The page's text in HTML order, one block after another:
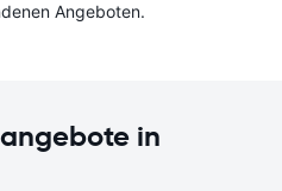
Angeboten.
in